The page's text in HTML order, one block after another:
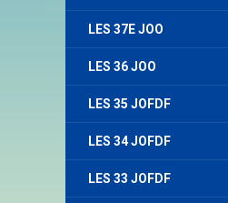
LES 37E JOO
LES 36 JOO
LES 35 JOFDF
LES 34 JOFDF
LES 33 JOFDF